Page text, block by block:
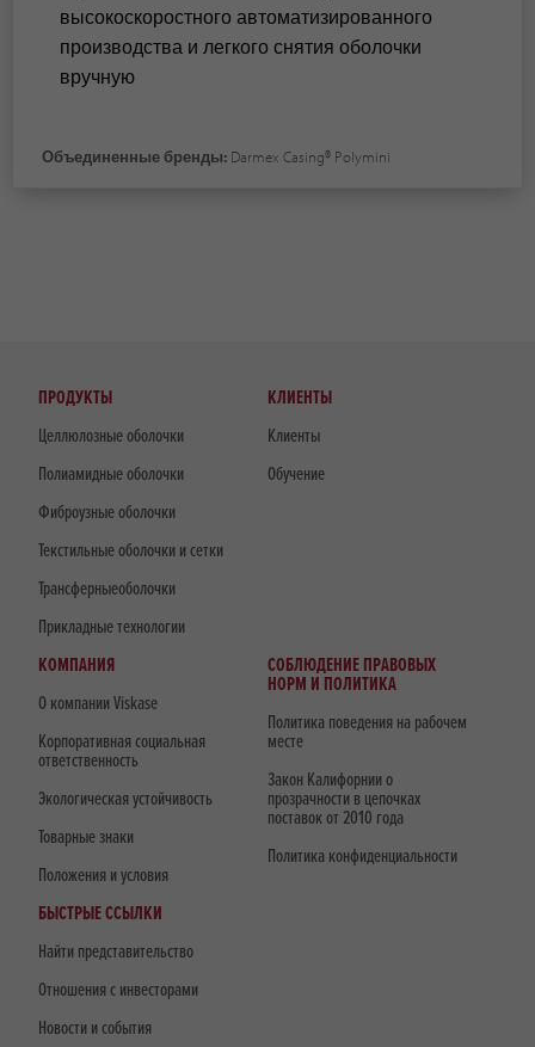
высокоскоростного автоматизированного
производства и легкого снятия оболочки
вручную
Объединенные бренды: Darmex Casing® Polymini
ПРОДУКТЫ
Целлюлозные оболочки
Полиамидные оболочки
Фиброузные оболочки
Текстильные оболочки и сетки
Трансферныеоболочки
Прикладные технологии
КЛИЕНТЫ
Клиенты
Обучение
КОМПАНИЯ
О компании Viskase
Корпоративная социальная
ответственность
Экологическая устойчивость
Товарные знаки
Положения и условия
СОБЛЮДЕНИЕ ПРАВОВЫХ
НОРМ И ПОЛИТИКА
Политика поведения на рабочем
месте
Закон Калифорнии о
прозрачности в цепочках
поставок от 2010 года
Политика конфиденциальности
БЫСТРЫЕ ССЫЛКИ
Найти представительство
Отношения с инвесторами
Новости и события